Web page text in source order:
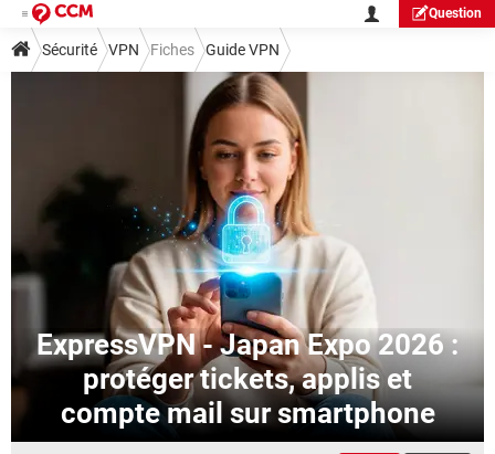
Question
Sécurité VPN Fiches Guide VPN
ExpressVPN - Japan Expo 2026 :
protéger tickets, applis et
compte mail sur smartphone